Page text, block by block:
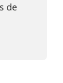
de